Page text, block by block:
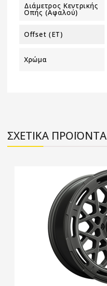
Διάμετρος Κεντρικής
Οπής (αφαλού)
Offset (ET)
Χρώμα
ΣΧΕΤΙΚΑ ΠΡΟΪΟΝΤΑ